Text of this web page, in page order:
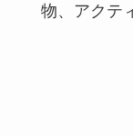
物、アクテ